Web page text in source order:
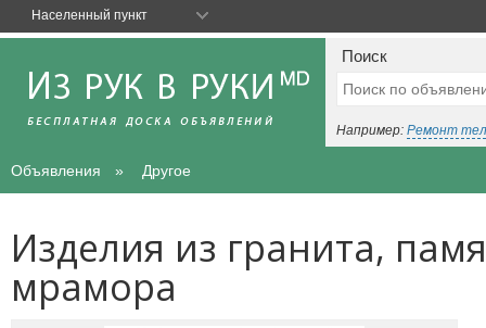
Поиск
Например: Ремонт
Объявления Другое
Изделия из гранита,
мрамора
Населенный пункт